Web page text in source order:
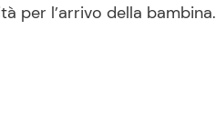
per l’arrivo della bambina.